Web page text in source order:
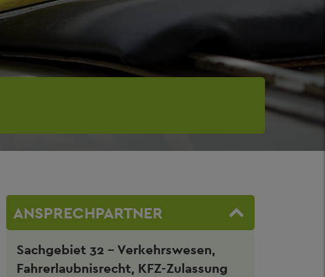
ANSPRECHPARTNER
Sachgebiet 32 - Verkehrswesen,
Fahrerlaubnisrecht, KFZ-Zulassung